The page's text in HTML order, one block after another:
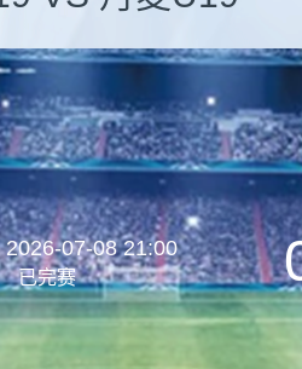
2026-07-08 21:00
已完赛